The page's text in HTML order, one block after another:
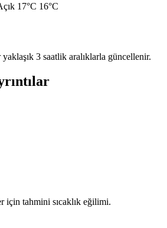
17°C 16°C
3 saatlik aralıklarla güncellenir.
için tahmini sıcaklık eğilimi.